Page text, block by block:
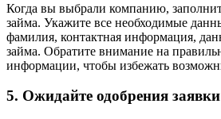
Когда вы выбрали компанию,
займа. Укажите все необходимые
фамилия, контактная информация,
займа. Обратите внимание на
информации, чтобы избежать
5. Ожидайте одобрения заявки